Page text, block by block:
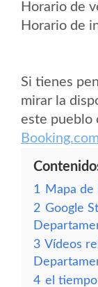
Horario de
Horario de
Si tienes
mirar la
este pueblo
1
Mapa de
2 Google
3 Vídeos
4 el